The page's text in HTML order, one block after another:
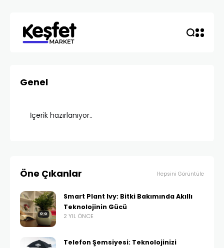
Genel
İçerik hazırlanıyor..
Öne Çıkanlar Hepsini Görüntüle
Smart Plant Ivy: Bitki Bakımında Akıllı
Teknolojinin Gücü
2 YIL ÖNCE
Telefon Şemsiyesi: Teknolojinizi